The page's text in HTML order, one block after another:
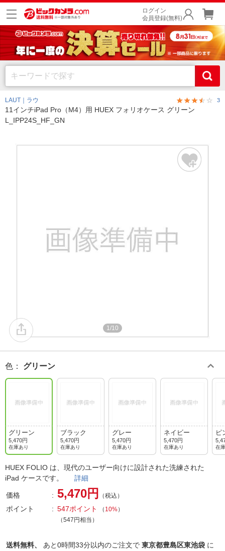
ログイン
会員登録(無料)
LAUT｜ラウ 3
11インチiPad Pro（M4）用 HUEX フォリオケース グリーン
L_IPP24S_HF_GN
1/10
色 ： グリーン
グリーン
5,470円
在庫あり
ブラック
5,470円
在庫あり
グレー
5,470円
在庫あり
ネイビー
5,470円
在庫あり
ピ
在
HUEX FOLIO は、現代のユーザー向けに設計された洗練された
iPad ケースです。 詳細
価格 5,470円 （税込）
ポイント 547ポイント （ 10%）
（547円相当）
送料無料、 あと0時間33分以内のご注文で 東京都豊島区東池袋 に